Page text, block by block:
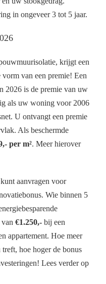
in ongeveer 3 tot 5 jaar.
krijgt een
van een premie! Een
2026 is de premie van uw
als uw woning voor 2006
U ontvangt een premie
Als beschermde
per m². Meer hierover
aanvragen voor
Wie binnen 5
€1.250,- bij een
appartement. Hoe meer
treft, hoe hoger de bonus
Lees verder op